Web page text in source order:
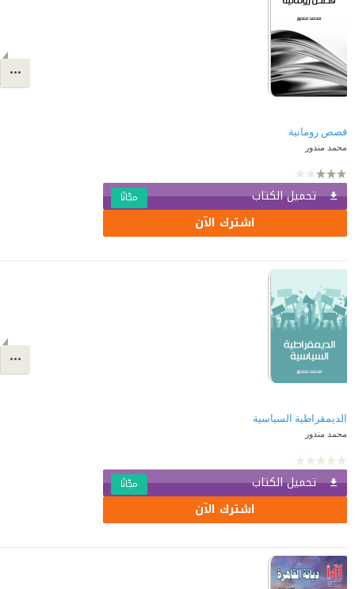
قصص رومانية
محمد مندور
تحميل الكتاب مجّانًا
اشترك الآن
الديمقراطية السياسية
محمد مندور
تحميل الكتاب مجّانًا
اشترك الآن